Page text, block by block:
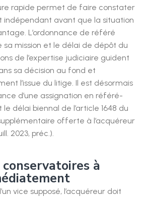
rapide permet de faire constater
indépendant avant que la situation
L’ordonnance de référé
sa mission et le délai de dépôt du
de l’expertise judiciaire guident
sa décision au fond et
l’issue du litige. Il est désormais
d’une assignation en référé-
délai biennal de l’article 1648 du
offerte à l’acquéreur
2023, préc.).
à
vice supposé, l’acquéreur doit